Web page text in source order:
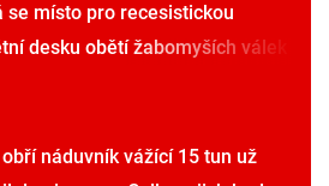
se místo pro recesistickou
desku obětí žabomyších válek
náduvník vážící 15 tun už